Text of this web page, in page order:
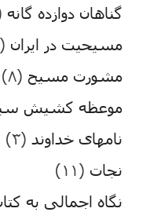
گناهان دوازده گانه
مسیحیت در ایران (۱)
مشورت مسیح (۸)
موعظه کشیش
نامهای خداوند (۳)
نجات (۱۱)
نگاه اجمالی به